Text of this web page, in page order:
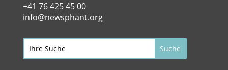
+41 76 425 45 00
info@newsphant.org